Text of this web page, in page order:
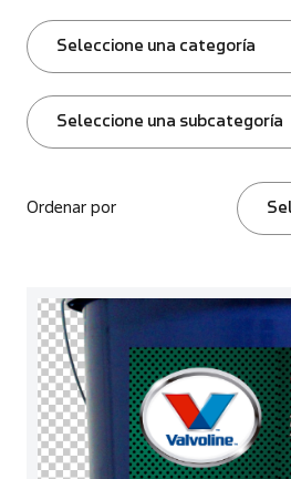
Seleccione una categoría
Seleccione una subcategoría
Ordenar por